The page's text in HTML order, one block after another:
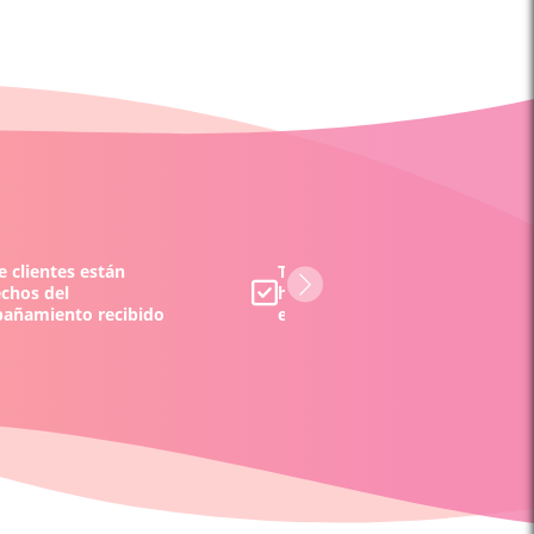
clientes están
del
recibido
Todos los tarotistas y/o
han sido evaluados por
equipo y por nuestros clientes